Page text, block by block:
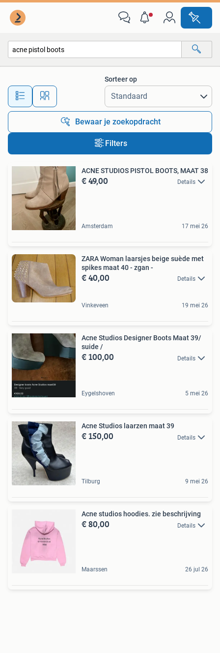
Alle afstanden…
Sorteer op
Bewaar je zoekopdracht
Filters
ACNE STUDIOS PISTOL BOOTS, MAAT 38
€ 49,00 Details
Amsterdam 17 mei 26
ZARA Woman laarsjes beige suède met
spikes maat 40 - zgan -
€ 40,00 Details
Vinkeveen 19 mei 26
Acne Studios Designer Boots Maat 39/
suide /
€ 100,00 Details
Eygelshoven 5 mei 26
Acne Studios laarzen maat 39
€ 150,00 Details
Tilburg 9 mei 26
Acne studios hoodies. zie beschrijving
€ 80,00 Details
Maarssen 26 jul 26